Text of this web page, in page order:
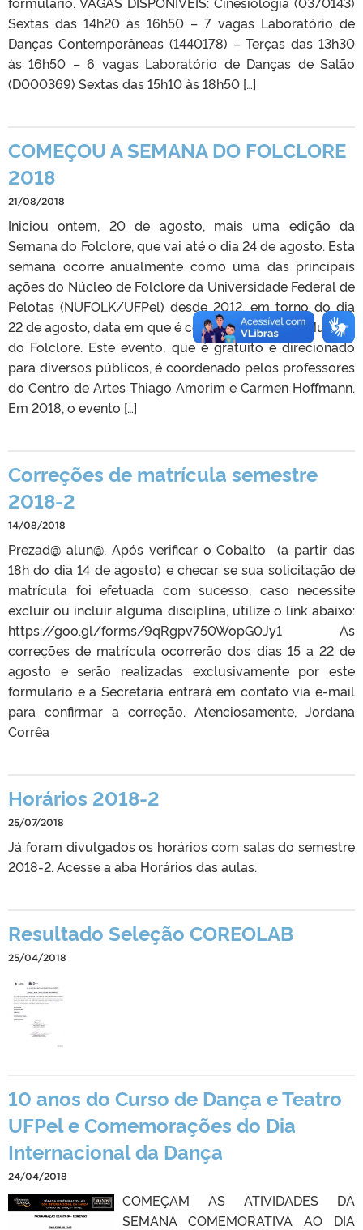
Sextas das 14h20 às 16h50 – 7 vagas Laboratório de
Danças Contemporâneas (1440178) – Terças das 13h30
às 16h50 – 6 vagas Laboratório de Danças de Salão
(D000369) Sextas das 15h10 às 18h50 […]
COMEÇOU A SEMANA DO FOLCLORE
2018
21/08/2018
Iniciou ontem, 20 de agosto, mais uma edição da
Semana do Folclore, que vai até o dia 24 de agosto. Esta
semana ocorre anualmente como uma das principais
ações do Núcleo de Folclore da Universidade Federal de
Pelotas (NUFOLK/UFPel) desde 2012, em torno do dia
22 de agosto, data em que é comemorado o Dia Mundial
do Folclore. Este evento, que é gratuito e direcionado
para diversos públicos, é coordenado pelos professores
do Centro de Artes Thiago Amorim e Carmen Hoffmann.
Em 2018, o evento […]
Correções de matrícula semestre
2018-2
14/08/2018
Prezad@ alun@, Após verificar o Cobalto (a partir das
18h do dia 14 de agosto) e checar se sua solicitação de
matrícula foi efetuada com sucesso, caso necessite
excluir ou incluir alguma disciplina, utilize o link abaixo:
https://goo.gl/forms/9qRgpv750WopG0Jy1 As
correções de matrícula ocorrerão dos dias 15 a 22 de
agosto e serão realizadas exclusivamente por este
formulário e a Secretaria entrará em contato via e-mail
para confirmar a correção. Atenciosamente, Jordana
Corrêa
Horários 2018-2
25/07/2018
Já foram divulgados os horários com salas do semestre
2018-2. Acesse a aba Horários das aulas.
Resultado Seleção COREOLAB
25/04/2018
10 anos do Curso de Dança e Teatro
UFPel e Comemorações do Dia
Internacional da Dança
24/04/2018
COMEÇAM AS ATIVIDADES DA
SEMANA COMEMORATIVA AO DIA